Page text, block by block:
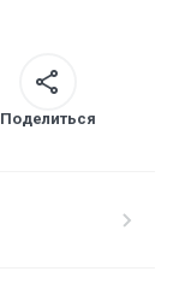
Поделиться